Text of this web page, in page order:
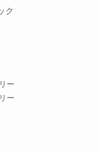
ク
ー
ー